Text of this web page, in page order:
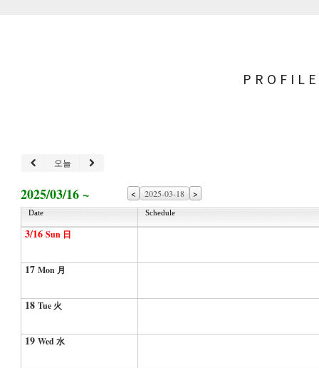
PROFILE
오늘
2025/03/16 ~ < >
Date Schedule
3/16 Sun 日
17 Mon 月
18 Tue 火
19 Wed 水